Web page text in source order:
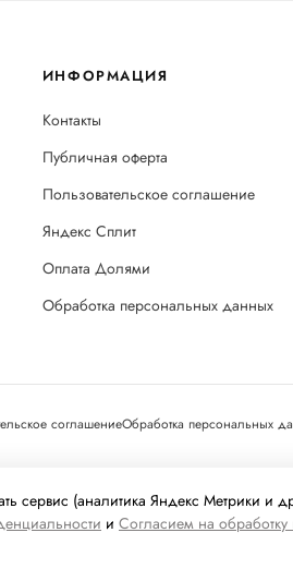
ИНФОРМАЦИЯ
Контакты
Публичная оферта
Пользовательское соглашение
Яндекс Сплит
Оплата Долями
Обработка персональных данных
соглашениеОбработка персональных
Федерации).
сервис (аналитика Яндекс Метрики и
и Согласием на